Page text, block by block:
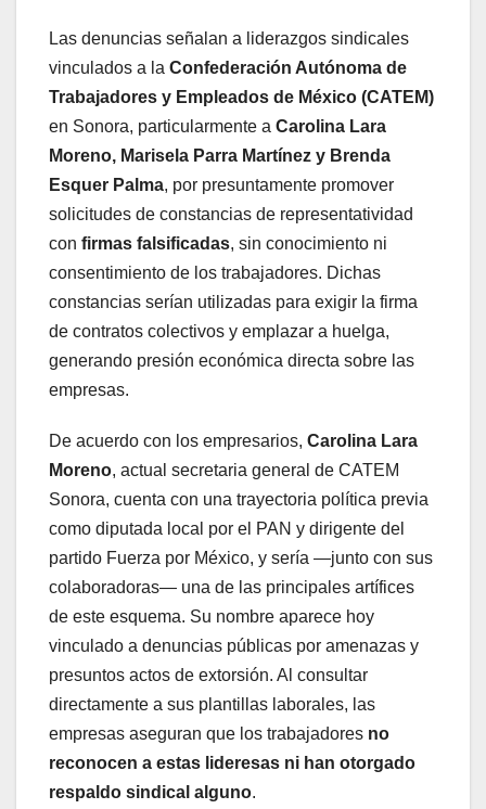
Las denuncias señalan a liderazgos sindicales
vinculados a la Confederación Autónoma de
Trabajadores y Empleados de México (CATEM)
en Sonora, particularmente a Carolina Lara
Moreno, Marisela Parra Martínez y Brenda
Esquer Palma, por presuntamente promover
solicitudes de constancias de representatividad
con firmas falsificadas, sin conocimiento ni
consentimiento de los trabajadores. Dichas
constancias serían utilizadas para exigir la firma
de contratos colectivos y emplazar a huelga,
generando presión económica directa sobre las
empresas.
De acuerdo con los empresarios, Carolina Lara
Moreno, actual secretaria general de CATEM
Sonora, cuenta con una trayectoria política previa
como diputada local por el PAN y dirigente del
partido Fuerza por México, y sería —junto con sus
colaboradoras— una de las principales artífices
de este esquema. Su nombre aparece hoy
vinculado a denuncias públicas por amenazas y
presuntos actos de extorsión. Al consultar
directamente a sus plantillas laborales, las
empresas aseguran que los trabajadores no
reconocen a estas lideresas ni han otorgado
respaldo sindical alguno.